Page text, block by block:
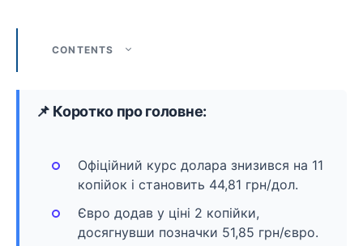
CONTENTS
📌 Коротко про головне:
Офіційний курс долара знизився на 11
копійок і становить 44,81 грн/дол.
Євро додав у ціні 2 копійки,
досягнувши позначки 51,85 грн/євро.